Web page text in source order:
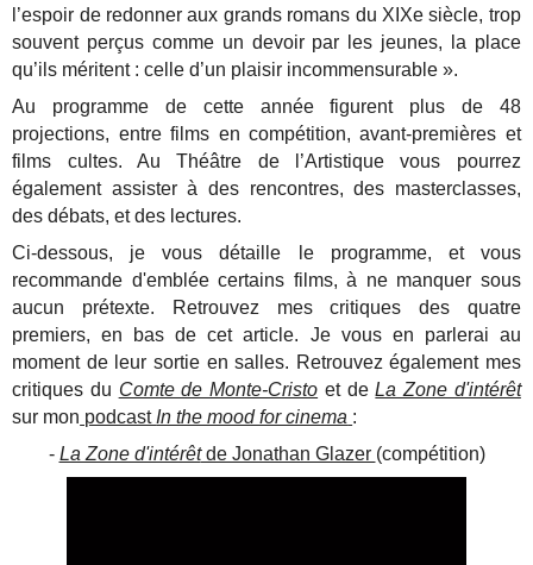
l’espoir de redonner aux grands romans du XIXe siècle, trop
souvent perçus comme un devoir par les jeunes, la place
qu’ils méritent : celle d’un plaisir incommensurable».
Au programme de cette année figurent plus de 48
projections, entre films en compétition, avant-premières et
films cultes. Au Théâtre de l’Artistique vous pourrez
également assister à des rencontres, des masterclasses,
des débats, et des lectures.
Ci-dessous, je vous détaille le programme, et vous
recommande d'emblée certains films, à ne manquer sous
aucun prétexte. Retrouvez mes critiques des quatre
premiers, en bas de cet article. Je vous en parlerai au
moment de leur sortie en salles. Retrouvez également mes
critiques du Comte de Monte-Cristo et deLa Zone d'intérêt
sur mon podcast In the mood for cinema :
- La Zone d'intérêtde Jonathan Glazer (compétition)